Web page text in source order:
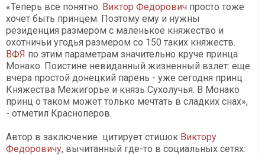
«Теперь все понятно. Виктор Федорович просто тоже
хочет быть принцем. Поэтому ему и нужны
резиденция размером с маленькое княжество и
охотничьи угодья размером со 150 таких княжеств.
ВФЯ по этим параметрам значительно круче принца
Монако. Поистине невиданный жизненный взлет: еще
вчера простой донецкий парень - уже сегодня принц
Княжества Межигорье и князь Сухолучья. В Монако
принц о таком может только мечтать в сладких снах»,
- отметил Красноперов.
Автор в заключение цитирует стишок Виктору
Федоровичу, вычитанный где-то в социальных сетях: